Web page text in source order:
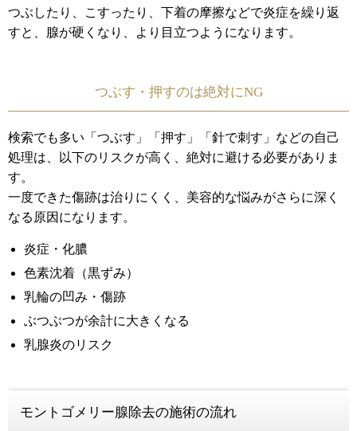
つぶしたり、こすったり、下着の摩擦などで炎症を繰り返
すと、腺が硬くなり、より目立つようになります。
つぶす・押すのは絶対にNG
検索でも多い「つぶす」「押す」「針で刺す」などの自己
処理は、以下のリスクが高く、絶対に避ける必要がありま
す。
一度できた傷跡は治りにくく、美容的な悩みがさらに深く
なる原因になります。
炎症・化膿
色素沈着（黒ずみ）
乳輪の凹み・傷跡
ぶつぶつが余計に大きくなる
乳腺炎のリスク
モントゴメリー腺除去の施術の流れ